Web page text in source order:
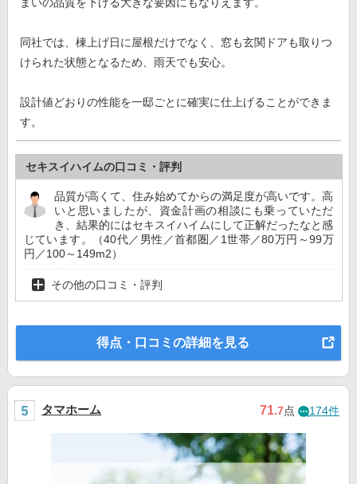
同社では、棟上げ日に屋根だけでなく、窓も玄関ドアも取りつ
けられた状態となるため、雨天でも安心。
設計値どおりの性能を一邸ごとに確実に仕上げることができま
す。
セキスイハイムの口コミ・評判
品質が高くて、住み始めてからの満足度が高いです。高
いと思いましたが、資金計画の相談にも乗っていただ
き、結果的にはセキスイハイムにして正解だったなと感
じています。（40代／男性／首都圏／1世帯／80万円～99万
円／100～149m2）
その他の口コミ・評判
得点・口コミの詳細を見る
タマホーム 71.7点 174件